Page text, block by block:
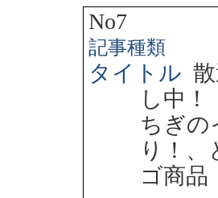
No7
記事種類
タイトル
し中
ちぎ
り！
ゴ商品